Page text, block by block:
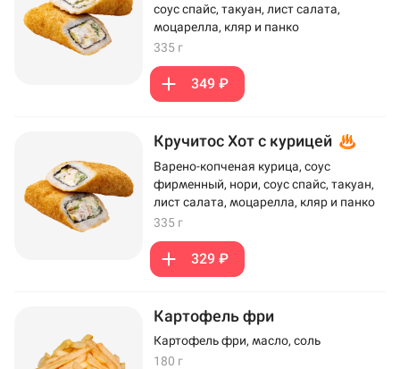
соус спайс, такуан, лист салата,
моцарелла, кляр и панко
335 г
349 ₽
Кручитос Хот с курицей
Варено-копченая курица, соус
фирменный, нори, соус спайс, такуан,
лист салата, моцарелла, кляр и панко
335 г
329 ₽
Картофель фри
Картофель фри, масло, соль
180 г